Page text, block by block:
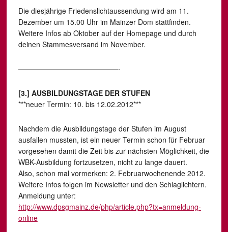
Die diesjährige Friedenslichtaussendung wird am 11.
Dezember um 15.00 Uhr im Mainzer Dom stattfinden.
Weitere Infos ab Oktober auf der Homepage und durch
deinen Stammesversand im November.
——————————————-
[3.] AUSBILDUNGSTAGE DER STUFEN
***neuer Termin: 10. bis 12.02.2012***
Nachdem die Ausbildungstage der Stufen im August
ausfallen mussten, ist ein neuer Termin schon für Februar
vorgesehen damit die Zeit bis zur nächsten Möglichkeit, die
WBK-Ausbildung fortzusetzen, nicht zu lange dauert.
Also, schon mal vormerken: 2. Februarwochenende 2012.
Weitere Infos folgen im Newsletter und den Schlaglichtern.
Anmeldung unter:
http://www.dpsgmainz.de/php/article.php?tx=anmeldung-
online